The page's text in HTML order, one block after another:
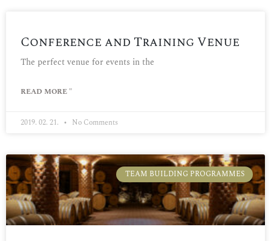
Conference and Training Venue
The perfect venue for events in the
READ MORE "
2019. 02. 21. No Comments
TEAM BUILDING PROGRAMMES